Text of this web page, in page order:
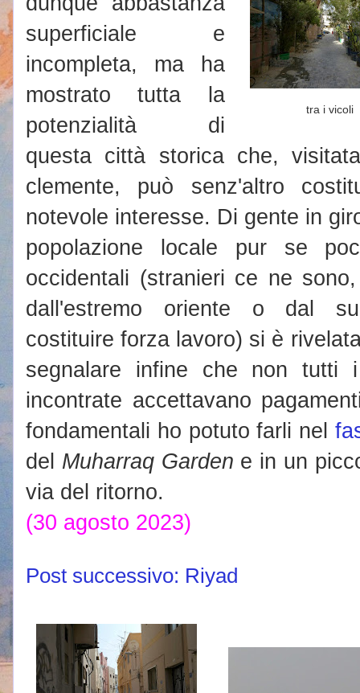
tra i vicoli
superficiale e
incompleta, ma ha
mostrato tutta la
potenzialità di
questa città storica che,
clemente, può senz'altro
notevole interesse. Di gente in
popolazione locale pur se
occidentali (stranieri ce ne
dall'estremo oriente o dal
costituire forza lavoro) si è
segnalare infine che non
incontrate accettavano
fondamentali ho potuto farli nel
del Muharraq Garden e in un
via del ritorno.
(30 agosto 2023)
Post successivo: Riyad